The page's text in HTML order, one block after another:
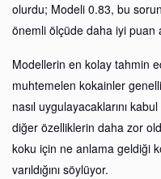
olurdu; Modeli 0.83, bu
önemli ölçüde daha iyi puan
Modellerin en kolay tahmin
muhtemelen kokainler
nasıl uygulayacaklarını
diğer özelliklerin daha zor
koku için ne anlama geldiği
varıldığını söylüyor.